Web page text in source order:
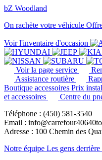
bZ Woodland
On rachète votre véhicule
Voir l'inventaire d'occasion
Voir la page service
Assistance routière
Boutique accessoires Prix
et accessoires
Centre du
Téléphone : (450) 581-3540
Email :
Adresse : 100 Chemin des
Notre équipe Les gens